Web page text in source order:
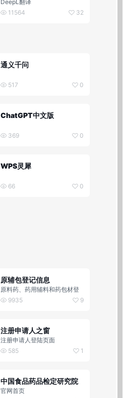
DeepL翻译
11564
32
通义千问
517 0
ChatGPT中文版
369 0
WPS灵犀
66 0
原辅包登记信息
原料药、药用辅料和药包材登
记信息公示
9935 9
注册申请人之窗
注册申请人登陆页面
585
1
中国食品药品检定研究院
官网首页